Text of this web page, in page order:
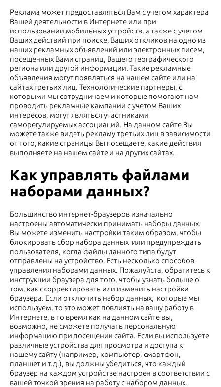
Реклама может предоставляться Вам с учетом характера
Вашей деятельности в Интернете или при
использовании мобильных устройств, а также с учетом
Ваших действий при поиске, Ваших откликов на одно из
наших рекламных объявлений или электронных писем,
посещенных Вами страниц, Вашего географического
региона или другой информации. Такие рекламные
объявления могут появляться на нашем сайте или на
сайтах третьих лиц. Технологические партнеры, с
которыми мы сотрудничаем и которые помогают нам
проводить рекламные кампании с учетом Ваших
интересов, могут являться участниками
саморегулируемых ассоциаций. На данном сайте Вы
можете также видеть рекламу третьих лиц в зависимости
от того, какие страницы Вы посещаете, какие действия
выполняете на нашем сайте и на других сайтах.
Как управлять файлами
наборами данных?
Большинство интернет-браузеров изначально
настроены автоматически принимать наборы данных.
Вы можете изменить настройки таким образом, чтобы
блокировать сбор набора данных или предупреждать
пользователя, когда файлы данного типа будут
отправлены на устройство. Есть несколько способов
управления наборами данных. Пожалуйста, обратитесь к
инструкции браузера для того, чтобы узнать больше о
том, как скорректировать или изменить настройки
браузера. Если отключить набор данных, которые мы
используем, то это может повлиять на вашу работу в
Интернете, в то время как на данном сайте вы,
возможно, не сможете получать персональную
информацию при посещении сайта. Если вы используете
различные устройства для просмотра и доступа к
нашему сайту (например, компьютер, смартфон,
планшет и т.д.), вы должны убедиться, что каждый
браузер на каждом устройстве настроен в соответствии с
вашей точкой зрения на работу с набором данных.